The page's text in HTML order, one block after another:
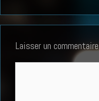
Laisser un commentaire